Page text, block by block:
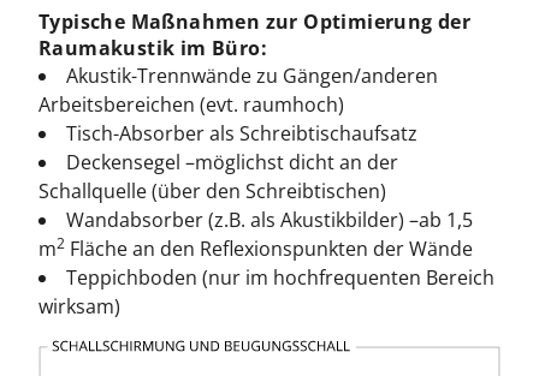
Typische Maßnahmen zur Optimierung der
Raumakustik im Büro:
Akustik-Trennwände zu Gängen/anderen
Arbeitsbereichen (evt. raumhoch)
Tisch-Absorber als Schreibtischaufsatz
Deckensegel –möglichst dicht an der
Schallquelle (über den Schreibtischen)
Wandabsorber (z.B. als Akustikbilder) –ab 1,5
m2 Fläche an den Reflexionspunkten der Wände
Teppichboden (nur im hochfrequenten Bereich
wirksam)